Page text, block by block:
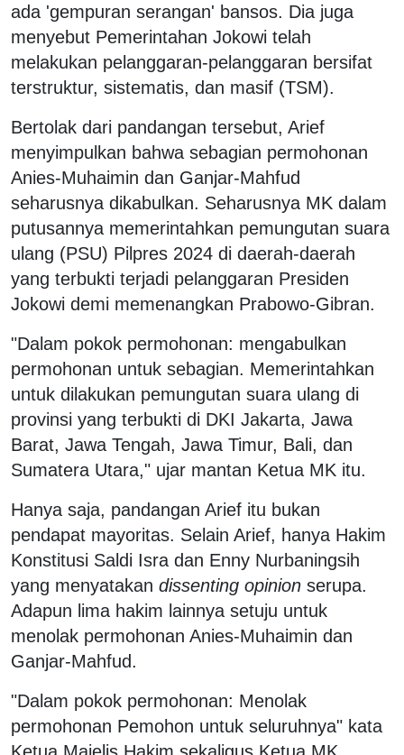
ada 'gempuran serangan' bansos. Dia juga
menyebut Pemerintahan Jokowi telah
melakukan pelanggaran-pelanggaran bersifat
terstruktur, sistematis, dan masif (TSM).
Bertolak dari pandangan tersebut, Arief
menyimpulkan bahwa sebagian permohonan
Anies-Muhaimin dan Ganjar-Mahfud
seharusnya dikabulkan. Seharusnya MK dalam
putusannya memerintahkan pemungutan suara
ulang (PSU) Pilpres 2024 di daerah-daerah
yang terbukti terjadi pelanggaran Presiden
Jokowi demi memenangkan Prabowo-Gibran.
"Dalam pokok permohonan: mengabulkan
permohonan untuk sebagian. Memerintahkan
untuk dilakukan pemungutan suara ulang di
provinsi yang terbukti di DKI Jakarta, Jawa
Barat, Jawa Tengah, Jawa Timur, Bali, dan
Sumatera Utara," ujar mantan Ketua MK itu.
Hanya saja, pandangan Arief itu bukan
pendapat mayoritas. Selain Arief, hanya Hakim
Konstitusi Saldi Isra dan Enny Nurbaningsih
yang menyatakan dissenting opinion serupa.
Adapun lima hakim lainnya setuju untuk
menolak permohonan Anies-Muhaimin dan
Ganjar-Mahfud.
"Dalam pokok permohonan: Menolak
permohonan Pemohon untuk seluruhnya" kata